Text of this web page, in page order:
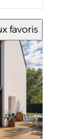
favoris